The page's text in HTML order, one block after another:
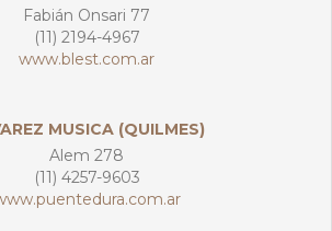
Fabián Onsari 77
(11) 2194-4967
www.blest.com.ar
MUSICA (QUILMES)
Alem 278
(11) 4257-9603